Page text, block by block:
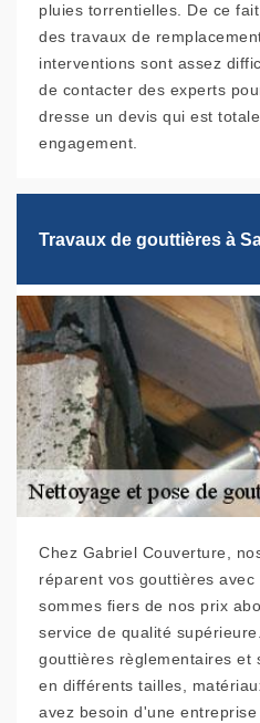
pluies torrentielles. De ce
des travaux de
interventions sont assez
de contacter des experts
dresse un devis qui est
engagement.
Travaux de gouttières à
Chez Gabriel Couverture,
réparent vos gouttières
sommes fiers de nos prix
service de qualité
gouttières règlementaires et
en différents tailles,
avez besoin d'une